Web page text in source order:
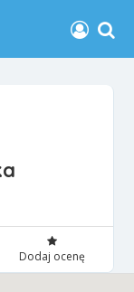
Dodaj ocenę